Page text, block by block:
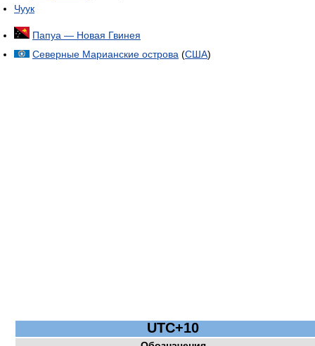
Чуук
Папуа — Новая Гвинея
Северные Марианские острова (США)
UTC+10